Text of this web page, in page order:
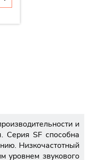
и
Серия SF способна
Низкочастотный
уровнем звукового